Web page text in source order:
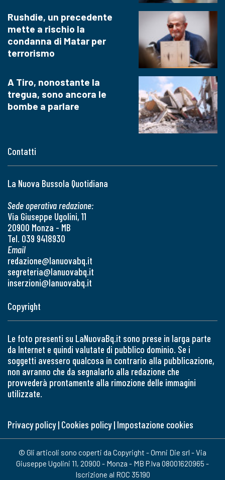
Contatti
La Nuova Bussola Quotidiana
Sede operativa redazione:
Via Giuseppe Ugolini, 11
20900 Monza - MB
Tel. 039 9418930
Email
redazione@lanuovabq.it
segreteria@lanuovabq.it
inserzioni@lanuovabq.it
Rushdie, un precedente
mette a rischio la
condanna di Matar per
terrorismo
A Tiro, nonostante la
tregua, sono ancora le
bombe a parlare
Copyright
Le foto presenti su LaNuovaBq.it sono prese in larga parte
da Internet e quindi valutate di pubblico dominio. Se i
soggetti avessero qualcosa in contrario alla pubblicazione,
non avranno che da segnalarlo alla redazione che
provvederà prontamente alla rimozione delle immagini
utilizzate.
Privacy policy| Cookies policy| Impostazione cookies
© Gli articoli sono coperti da Copyright - Omni Die srl - Via
Giuseppe Ugolini 11, 20900 - Monza - MB P.Iva 08001620965 -
Iscrizione al ROC 35190